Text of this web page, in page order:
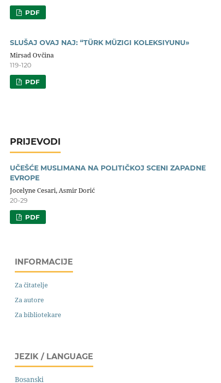
PDF
SLUŠAJ OVAJ NAJ: “TÜRK MÜZIGI KOLEKSIYUNU»
Mirsad Ovčina
119-120
PDF
PRIJEVODI
UČEŠĆE MUSLIMANA NA POLITIČKOJ SCENI ZAPADNE
EVROPE
Jocelyne Cesari, Asmir Dorić
20-29
PDF
INFORMACIJE
Za čitatelje
Za autore
Za bibliotekare
JEZIK / LANGUAGE
Bosanski